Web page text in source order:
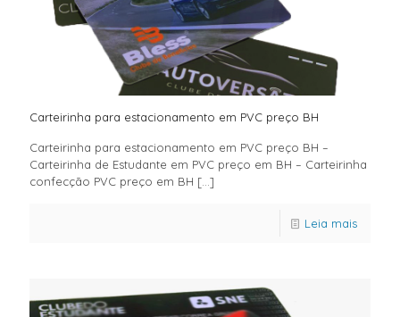
Carteirinha para estacionamento em PVC preço BH
Carteirinha para estacionamento em PVC preço BH –
Carteirinha de Estudante em PVC preço em BH – Carteirinha
confecção PVC preço em BH […]
Leia mais